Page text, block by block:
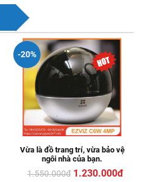
-20%
Vừa là đồ trang trí, vừa bảo vệ
ngôi nhà của bạn.
1.550.000đ 1.230.000đ